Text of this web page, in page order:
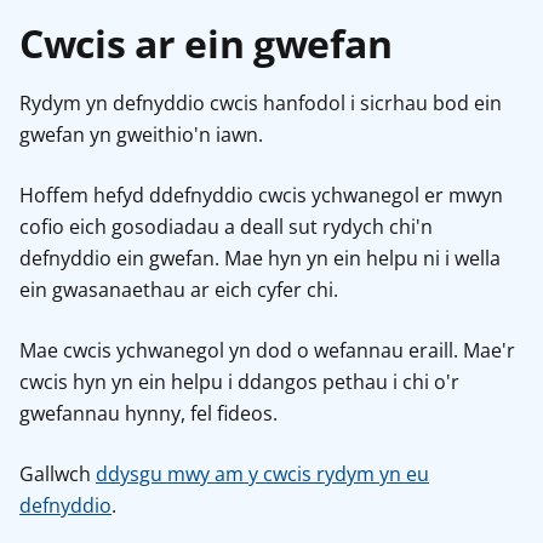
Cwcis ar ein gwefan
Rydym yn defnyddio cwcis hanfodol i sicrhau bod ein
gwefan yn gweithio'n iawn.
Hoffem hefyd ddefnyddio cwcis ychwanegol er mwyn
cofio eich gosodiadau a deall sut rydych chi'n
defnyddio ein gwefan. Mae hyn yn ein helpu ni i wella
ein gwasanaethau ar eich cyfer chi.
Mae cwcis ychwanegol yn dod o wefannau eraill. Mae'r
cwcis hyn yn ein helpu i ddangos pethau i chi o'r
gwefannau hynny, fel fideos.
Gallwch ddysgu mwy am y cwcis rydym yn eu
defnyddio.